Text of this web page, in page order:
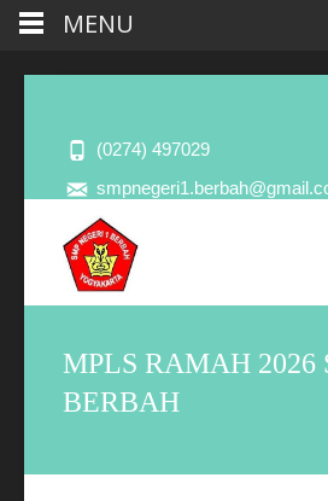
(0274) 497029
MPLS RAMAH 2026
BERBAH
MENU